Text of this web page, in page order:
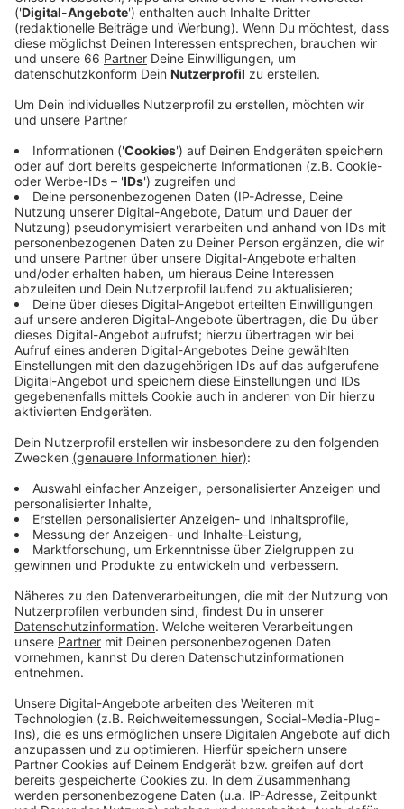
Der TV Sender ProSieben veranstaltet am Sonntag,
Hotel am Flughafen. Dabei treten sechs
professionelle Dartsspieler jeweils mit einem Promi im
Team gegeneinander an.
Anzeige
Promi-Teilnehmer stehen noch nicht fest
Anzeige
In diesem Jahr waren unter anderem Moderatorin
Andrea Kaiser und ComedianChris Talldabei. Für 2025
sind die Teilnehmer noch nicht bekannt. Wir können
aber schonTickets
Anzeige
Weitere Infos und Links zum Thema:
Anzeige
So haben wir im letzten Jahr berichtet
Infos zur Darts WM 2025
Das ist Darts
Anzeige